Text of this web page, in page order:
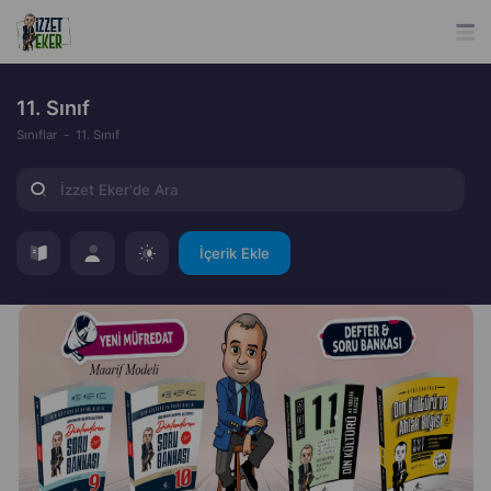
11. Sınıf
Sınıflar 11. Sınıf
İçerik Ekle